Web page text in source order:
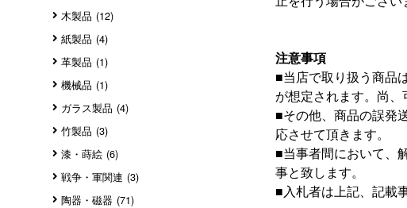
木製品 (12)
紙製品 (4)
革製品 (1)
機械品 (1)
ガラス製品 (4)
竹製品 (3)
漆・蒔絵 (6)
戦争・軍関連 (3)
陶器・磁器 (71)
注意事項
■当店で取り扱う商品
が想定されます。尚
■その他、商品の誤発
応させて頂きます。
■当事者間において、
事と致します。
■入札者は上記、記載